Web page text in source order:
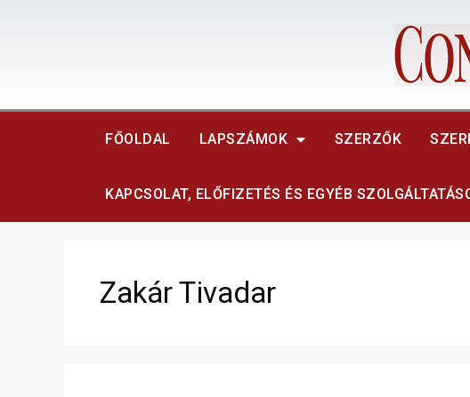
FŐOLDAL LAPSZÁMOK SZERZŐK
KAPCSOLAT, ELŐFIZETÉS ÉS EGYÉB
Zakár Tivadar